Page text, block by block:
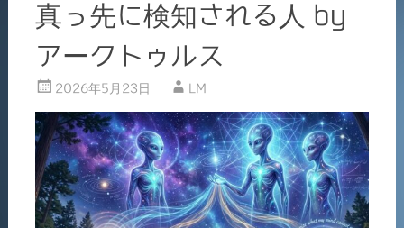
真っ先に検知される人 by
アークトゥルス
2026年5月23日 LM